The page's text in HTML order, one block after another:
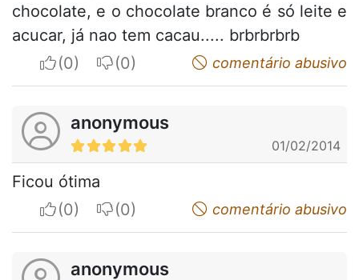
chocolate, e o chocolate branco é só leite e
acucar, já nao tem cacau..... brbrbrbrb
I apreciateI do not appreciatecomentário abusivo
anonymous
01/02/2014
Ficou ótima
I apreciateI do not appreciatecomentário abusivo
anonymous